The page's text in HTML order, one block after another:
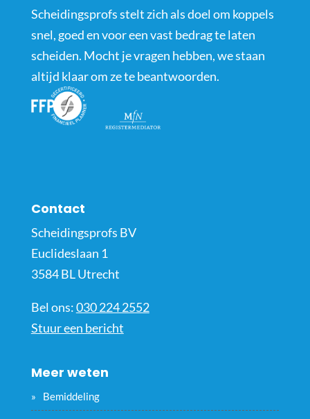
Scheidingsprofs stelt zich als doel om koppels
snel, goed en voor een vast bedrag te laten
scheiden. Mocht je vragen hebben, we staan
altijd klaar om ze te beantwoorden.
Contact
Scheidingsprofs BV
Euclideslaan 1
3584 BL Utrecht
Bel ons:030 224 2552
Stuur een bericht
Meer weten
Bemiddeling